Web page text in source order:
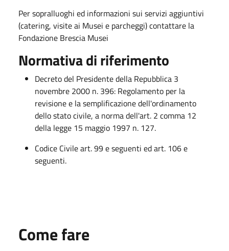
Per sopralluoghi ed informazioni sui servizi aggiuntivi
(catering, visite ai Musei e parcheggi) contattare la
Fondazione Brescia Musei
Normativa di riferimento
Decreto del Presidente della Repubblica 3
novembre 2000 n. 396: Regolamento per la
revisione e la semplificazione dell'ordinamento
dello stato civile, a norma dell'art. 2 comma 12
della legge 15 maggio 1997 n. 127.
Codice Civile art. 99 e seguenti ed art. 106 e
seguenti.
Come fare